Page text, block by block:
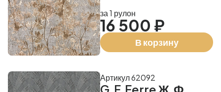
за 1 рулон
16 500 ₽
В корзину
Артикул 62092